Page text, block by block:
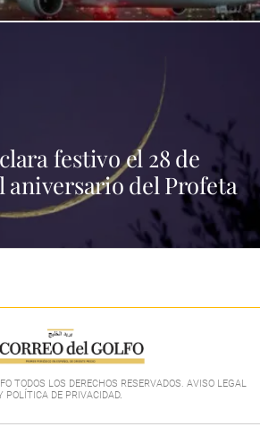
festivo el 28 de
aniversario del Profeta
TODOS LOS DERECHOS RESERVADOS. AVISO LEGAL
POLÍTICA DE PRIVACIDAD.